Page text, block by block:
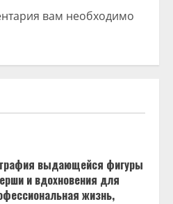
вам необходимо
выдающейся фигуры
и вдохновения для
жизнь,